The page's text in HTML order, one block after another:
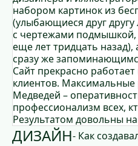
набором картинок из
(улыбающиеся друг другу
с чертежами подмышкой,
еще лет тридцать
сразу же
Сайт прекрасно
клиентов.
Медведей –
профессионализм всех,
Результатом довольны на
ДИЗАЙН- Как